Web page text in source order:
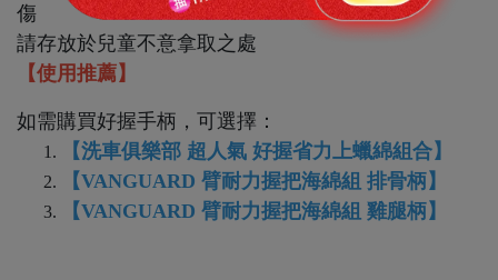
傷
請存放於兒童不意拿取之處
【使用推薦】
如需購買好握手柄，可選擇：
【洗車俱樂部 超人氣 好握省力上蠟綿組合】
【VANGUARD 臂耐力握把海綿組 排骨柄】
【VANGUARD 臂耐力握把海綿組 雞腿柄】